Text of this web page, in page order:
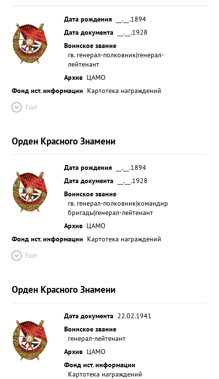
Дата рождения
__.__.1894
Дата документа
__.__.1928
Воинское звание
гв. генерал-полковник|генерал-
лейтенант
Архив ЦАМО
Фонд ист. информации Картотека награждений
Ещё
Орден Красного Знамени
Дата рождения
__.__.1894
Дата документа
__.__.1928
Воинское звание
гв. генерал-полковник|командир
бригады|генерал-лейтенант
Архив ЦАМО
Фонд ист. информации Картотека награждений
Ещё
Орден Красного Знамени
Дата документа 22.02.1941
Воинское звание
генерал-лейтенант
Архив ЦАМО
Фонд ист. информации
Картотека награждений